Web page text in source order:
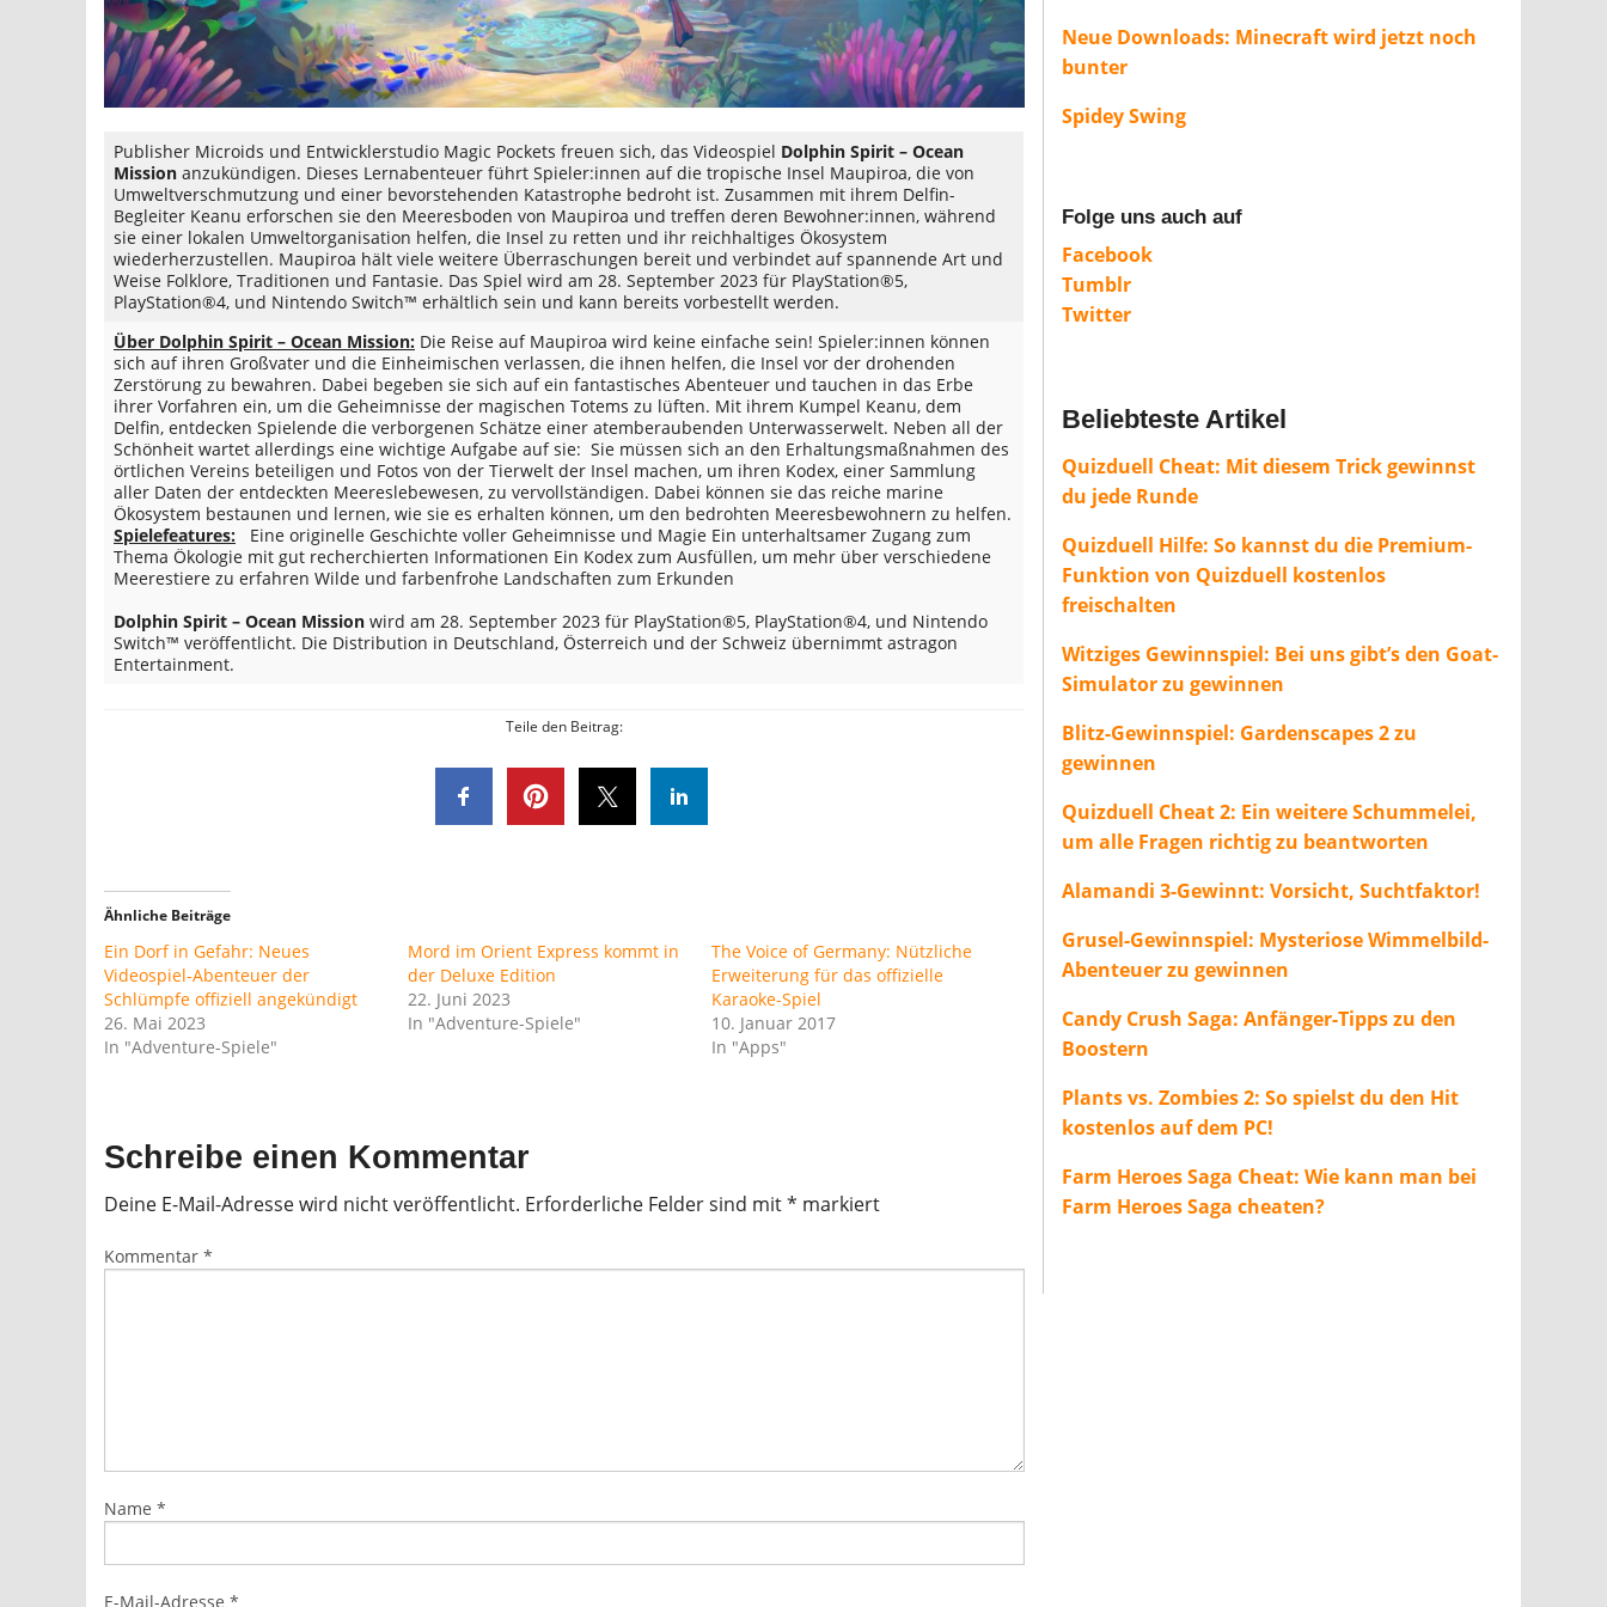
Publisher Microids und Entwicklerstudio Magic Pockets freuen sich, das Videospiel Dolphin Spirit – Ocean
Mission anzukündigen. Dieses Lernabenteuer führt Spieler:innen auf die tropische Insel Maupiroa, die von
Umweltverschmutzung und einer bevorstehenden Katastrophe bedroht ist. Zusammen mit ihrem Delfin-
Begleiter Keanu erforschen sie den Meeresboden von Maupiroa und treffen deren Bewohner:innen, während
sie einer lokalen Umweltorganisation helfen, die Insel zu retten und ihr reichhaltiges Ökosystem
wiederherzustellen. Maupiroa hält viele weitere Überraschungen bereit und verbindet auf spannende Art und
Weise Folklore, Traditionen und Fantasie. Das Spiel wird am 28. September 2023 für PlayStation®5,
PlayStation®4, und Nintendo Switch™ erhältlich sein und kann bereits vorbestellt werden.
Über Dolphin Spirit – Ocean Mission: Die Reise auf Maupiroa wird keine einfache sein! Spieler:innen können
sich auf ihren Großvater und die Einheimischen verlassen, die ihnen helfen, die Insel vor der drohenden
Zerstörung zu bewahren. Dabei begeben sie sich auf ein fantastisches Abenteuer und tauchen in das Erbe
ihrer Vorfahren ein, um die Geheimnisse der magischen Totems zu lüften. Mit ihrem Kumpel Keanu, dem
Delfin, entdecken Spielende die verborgenen Schätze einer atemberaubenden Unterwasserwelt. Neben all der
Schönheit wartet allerdings eine wichtige Aufgabe auf sie: Sie müssen sich an den Erhaltungsmaßnahmen des
örtlichen Vereins beteiligen und Fotos von der Tierwelt der Insel machen, um ihren Kodex, einer Sammlung
aller Daten der entdeckten Meereslebewesen, zu vervollständigen. Dabei können sie das reiche marine
Ökosystem bestaunen und lernen, wie sie es erhalten können, um den bedrohten Meeresbewohnern zu helfen.
Spielefeatures: Eine originelle Geschichte voller Geheimnisse und Magie Ein unterhaltsamer Zugang zum
Thema Ökologie mit gut recherchierten Informationen Ein Kodex zum Ausfüllen, um mehr über verschiedene
Meerestiere zu erfahren Wilde und farbenfrohe Landschaften zum Erkunden
Dolphin Spirit – Ocean Mission wird am 28. September 2023 für PlayStation®5, PlayStation®4, und Nintendo
Switch™ veröffentlicht. Die Distribution in Deutschland, Österreich und der Schweiz übernimmt astragon
Entertainment.
Teile den Beitrag:
Ähnliche Beiträge
Ein Dorf in Gefahr: Neues
Videospiel-Abenteuer der
Schlümpfe offiziell angekündigt
26. Mai 2023
In "Adventure-Spiele"
Mord im Orient Express kommt in
der Deluxe Edition
22. Juni 2023
In "Adventure-Spiele"
The Voice of Germany: Nützliche
Erweiterung für das offizielle
Karaoke-Spiel
10. Januar 2017
In "Apps"
Schreibe einen Kommentar
Deine E-Mail-Adresse wird nicht veröffentlicht. Erforderliche Felder sind mit* markiert
Kommentar *
Name *
E-Mail-Adresse *
Neue Downloads: Minecraft wird jetzt noch
bunter
Spidey Swing
Folge uns auch auf
Facebook
Tumblr
Twitter
Beliebteste Artikel
Quizduell Cheat: Mit diesem Trick gewinnst
du jede Runde
Quizduell Hilfe: So kannst du die Premium-
Funktion von Quizduell kostenlos
freischalten
Witziges Gewinnspiel: Bei uns gibt’s den Goat-
Simulator zu gewinnen
Blitz-Gewinnspiel: Gardenscapes 2 zu
gewinnen
Quizduell Cheat 2: Ein weitere Schummelei,
um alle Fragen richtig zu beantworten
Alamandi 3-Gewinnt: Vorsicht, Suchtfaktor!
Grusel-Gewinnspiel: Mysteriose Wimmelbild-
Abenteuer zu gewinnen
Candy Crush Saga: Anfänger-Tipps zu den
Boostern
Plants vs. Zombies 2: So spielst du den Hit
kostenlos auf dem PC!
Farm Heroes Saga Cheat: Wie kann man bei
Farm Heroes Saga cheaten?